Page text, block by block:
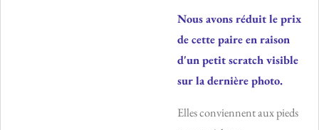
Nous avons réduit le prix
de cette paire en raison
d'un petit scratch visible
sur la dernière photo.
Elles conviennent aux pieds